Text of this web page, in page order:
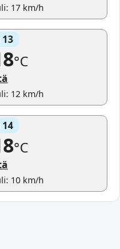
17 km/h
°C
12 km/h
°C
10 km/h